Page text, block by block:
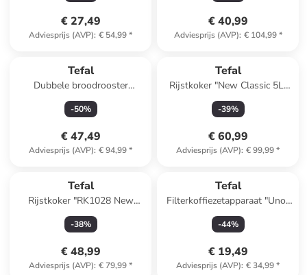
€ 27,49
Adviesprijs (AVP): € 54,99*
€ 40,99
Adviesprijs (AVP): € 104,99*
Tefal
Dubbele broodrooster
wit/zilverkleurig
-50%
€ 47,49
Adviesprijs (AVP): € 94,99*
Tefal
Rijstkoker "New Classic 5L"
zwart
-39%
€ 60,99
Adviesprijs (AVP): € 99,99*
Tefal
Rijstkoker "RK1028 New
Classic" zwart - 3 l
-38%
€ 48,99
Adviesprijs (AVP): € 79,99*
Tefal
Filterkoffiezetapparaat "Uno"
zwart - 1,1 l
-44%
€ 19,49
Adviesprijs (AVP): € 34,99*